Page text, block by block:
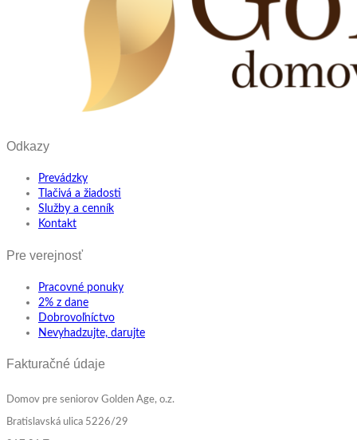
Odkazy
Prevádzky
Tlačivá a žiadosti
Služby a cenník
Kontakt
Pre verejnosť
Pracovné ponuky
2% z dane
Dobrovoľníctvo
Nevyhadzujte, darujte
Fakturačné údaje
Domov pre seniorov Golden Age, o.z.
Bratislavská ulica 5226/29